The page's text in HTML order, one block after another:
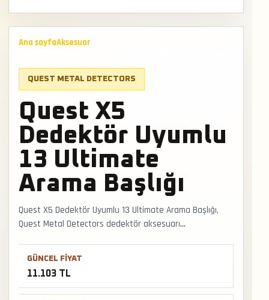
Ana sayfaAksesuar
QUEST METAL DETECTORS
Quest X5
Dedektör Uyumlu
13 Ultimate
Arama Başlığı
Quest X5 Dedektör Uyumlu 13 Ultimate Arama Başlığı,
Quest Metal Detectors dedektör aksesuarı
modeldir. Dedektör aksesuarlarında orijinal uyumluluk,
önceliklidir. Faturalı satış, Türkiye geneli kargo ve
mağazadan teslimat desteğiyle satış ve teslimat
GÜNCEL FIYAT
11.103 TL